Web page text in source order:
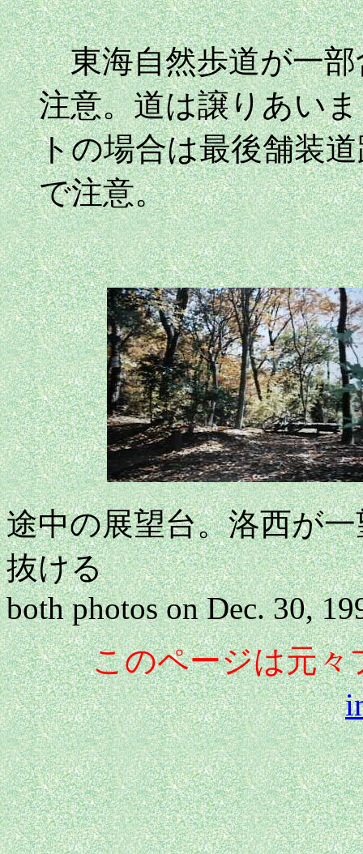
東海自然歩道が一部
注意。道は譲りあい
トの場合は最後舗装
で注意。
途中の展望台。洛西
抜ける
both photos on Dec. 30,
このページは元々